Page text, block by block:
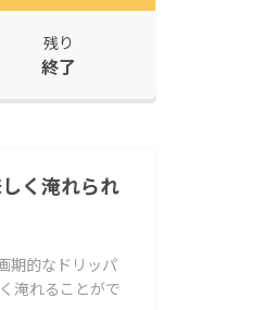
残り
終了
く淹れられ
期的なドリッパ
淹れることがで